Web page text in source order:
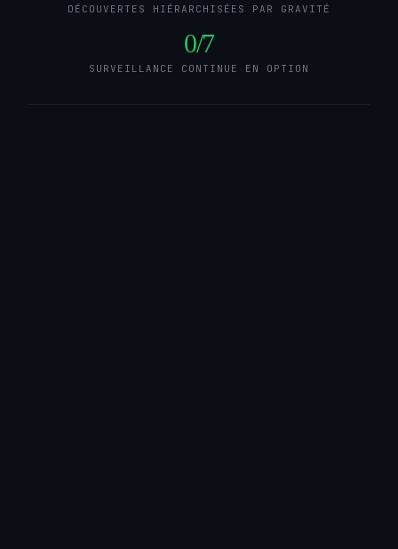
DÉCOUVERTES HIÉRARCHISÉES PAR GRAVITÉ
0/7
SURVEILLANCE CONTINUE EN OPTION